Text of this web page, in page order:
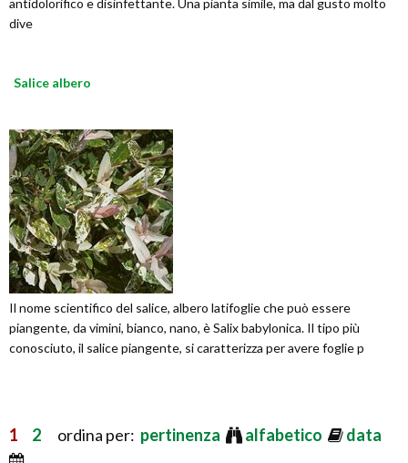
antidolorifico e disinfettante. Una pianta simile, ma dal gusto molto
dive
Salice albero
Il nome scientifico del salice, albero latifoglie che può essere
piangente, da vimini, bianco, nano, è Salix babylonica. Il tipo più
conosciuto, il salice piangente, si caratterizza per avere foglie p
1 2 ordina per: pertinenza alfabetico data